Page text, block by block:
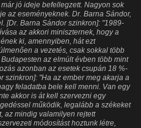
jó ideje befellegzett. Nagyon sok
az eseményeknek. Dr. Barna Sándor,
[Dr. Barna Sándor szinkron]: "1989-
az akkori miniszternek, hogy a
ki, amennyiben, hát ezt
a vezetés, csak sokkal több
az elmúlt évben több mint
azonban az esetek csupán 18 %-
szinkron]: "Ha az ember meg akarja a
feladatba bele kell menni. Van egy
akkor is át kell szervezni egy
működik, legalább a székeket
az mindig valamilyen rejtett
módosítást hoztunk létre,